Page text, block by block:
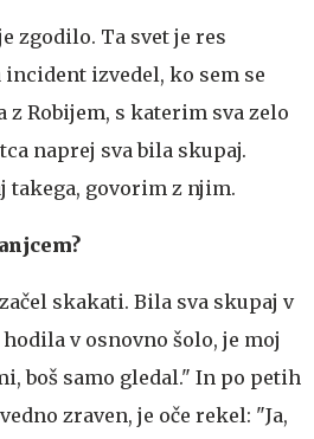
zgodilo. Ta svet je res
incident izvedel, ko sem se
z Robijem, s katerim sva zelo
naprej sva bila skupaj.
takega, govorim z njim.
skakati. Bila sva skupaj v
v osnovno šolo, je moj
boš samo gledal." In po petih
zraven, je oče rekel: "Ja,